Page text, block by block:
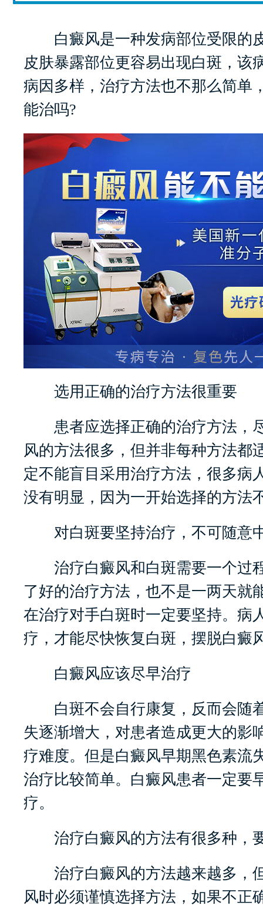
白癜风是一种发病部位受限的
皮肤暴露部位更容易出现白斑，该
病因多样，治疗方法也不那么简单
能治吗?
选用正确的治疗方法很重要
患者应选择正确的治疗方法，
风的方法很多，但并非每种方法都
定不能盲目采用治疗方法，很多病
没有明显，因为一开始选择的方法
对白斑要坚持治疗，不可随意
治疗白癜风和白斑需要一个过
了好的治疗方法，也不是一两天就
在治疗对手白斑时一定要坚持。病
疗，才能尽快恢复白斑，摆脱白癜
白癜风应该尽早治疗
白斑不会自行康复，反而会随
失逐渐增大，对患者造成更大的影
疗难度。但是白癜风早期黑色素流
治疗比较简单。白癜风患者一定要
疗。
治疗白癜风的方法有很多种，
治疗白癜风的方法越来越多，
风时必须谨慎选择方法，如果不正